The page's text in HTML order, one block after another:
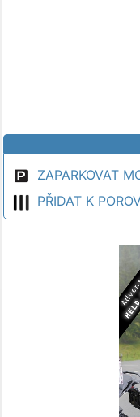
ZAPARKOVAT
PŘIDAT K